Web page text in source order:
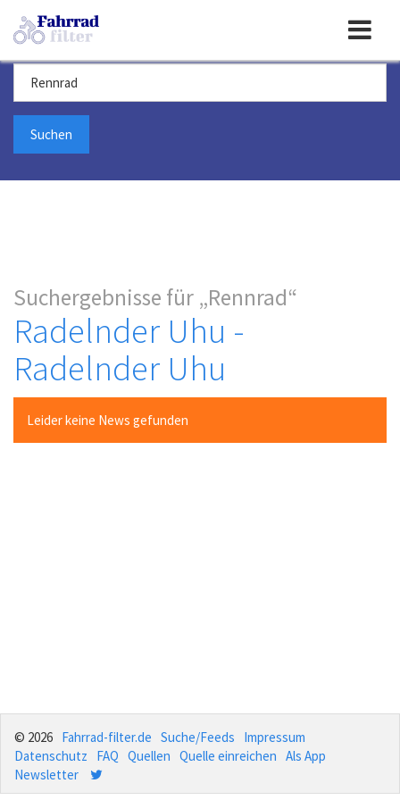
Toggle
navigation
Suchbegriff
Suchergebnisse für Rennrad
Radelnder Uhu -
Radelnder Uhu
Leider keine News gefunden
© 2026 Fahrrad-filter.de Suche/Feeds
Impressum
Datenschutz
FAQ Quellen Quelle einreichen Als App
Newsletter